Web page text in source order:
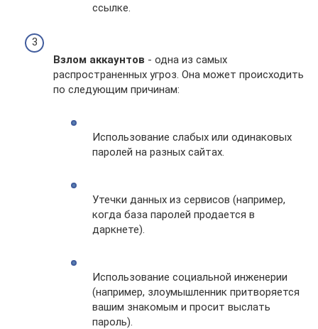
ссылке.
Взлом аккаунтов - одна из самых
распространенных угроз. Она может происходить
по следующим причинам:
Использование слабых или одинаковых
паролей на разных сайтах.
Утечки данных из сервисов (например,
когда база паролей продается в
даркнете).
Использование социальной инженерии
(например, злоумышленник притворяется
вашим знакомым и просит выслать
пароль).